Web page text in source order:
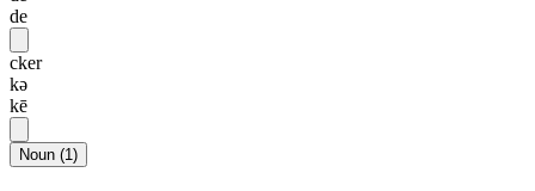
de
cker
kə
kē
Noun (1)